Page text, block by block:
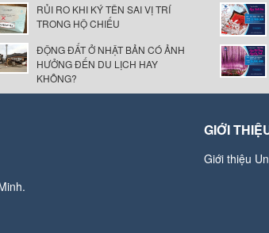
RỦI RO KHI KÝ TÊN SAI VỊ TRÍ
TRONG HỘ CHIẾU
ĐỘNG ĐẤT Ở NHẬT BẢN CÓ ẢNH
HƯỞNG ĐẾN DU LỊCH HAY
KHÔNG?
GIỚI
Giới thiệu